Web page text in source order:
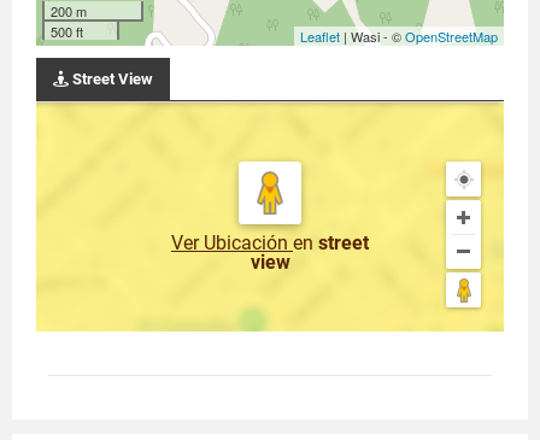
200 m
500 ft
Leaflet | Wasi - ©OpenStreetMap
Street View
Ver Ubicación en street
view